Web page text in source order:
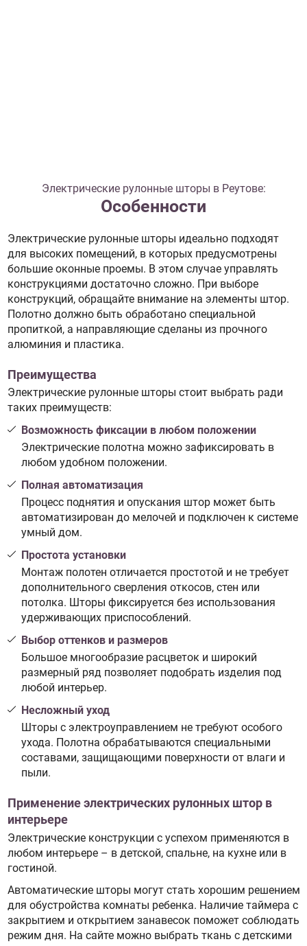
Электрические рулонные шторы в Реутове:
Особенности
Электрические рулонные шторы идеально подходят
для высоких помещений, в которых предусмотрены
большие оконные проемы. В этом случае управлять
конструкциями достаточно сложно. При выборе
конструкций, обращайте внимание на элементы штор.
Полотно должно быть обработано специальной
пропиткой, а направляющие сделаны из прочного
алюминия и пластика.
Преимущества
Электрические рулонные шторы стоит выбрать ради
таких преимуществ:
Возможность фиксации в любом положении
Электрические полотна можно зафиксировать в
любом удобном положении.
Полная автоматизация
Процесс поднятия и опускания штор может быть
автоматизирован до мелочей и подключен к системе
умный дом.
Простота установки
Монтаж полотен отличается простотой и не требует
дополнительного сверления откосов, стен или
потолка. Шторы фиксируется без использования
удерживающих приспособлений.
Выбор оттенков и размеров
Большое многообразие расцветок и широкий
размерный ряд позволяет подобрать изделия под
любой интерьер.
Несложный уход
Шторы с электроуправлением не требуют особого
ухода. Полотна обрабатываются специальными
составами, защищающими поверхности от влаги и
пыли.
Применение электрических рулонных штор в
интерьере
Электрические конструкции с успехом применяются в
любом интерьере – в детской, спальне, на кухне или в
гостиной.
Автоматические шторы могут стать хорошим решением
для обустройства комнаты ребенка. Наличие таймера с
закрытием и открытием занавесок поможет соблюдать
режим дня. На сайте можно выбрать ткань с детскими